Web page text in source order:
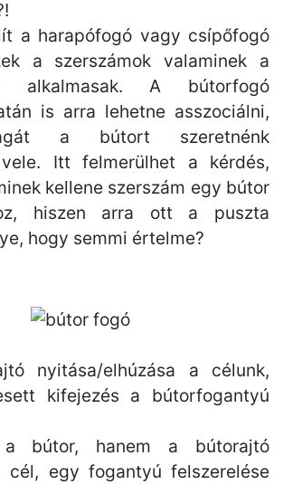
a harapófogó vagy csípőfogó
a szerszámok valaminek a
alkalmasak. A bútorfogó
is arra lehetne asszociálni,
a bútort szeretnénk
Itt felmerülhet a kérdés,
kellene szerszám egy bútor
hiszen arra ott a puszta
hogy semmi értelme?
nyitása/elhúzása a célunk,
kifejezés a bútorfogantyú
bútor, hanem a bútorajtó
cél, egy fogantyú felszerelése